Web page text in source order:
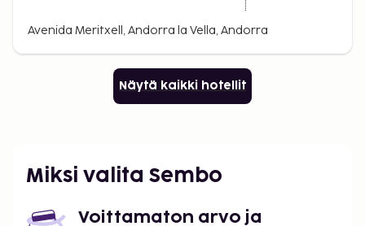
Avenida Meritxell, Andorra la Vella, Andorra
Näytä kaikki hotellit
Miksi valita Sembo
Voittamaton arvo ja